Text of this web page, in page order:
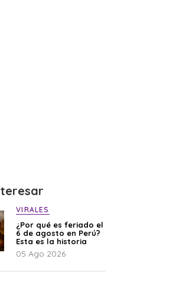
VIRALES
¿Por qué es feriado el
6 de agosto en Perú?
Esta es la historia
05 Ago 2026